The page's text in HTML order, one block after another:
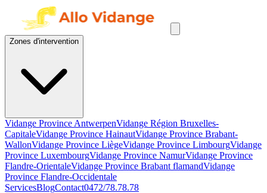
Zones d'intervention
Vidange Province AntwerpenVidange Région Bruxelles-
CapitaleVidange Province HainautVidange Province Brabant-
WallonVidange Province LiègeVidange Province LimbourgVidange
Province LuxembourgVidange Province NamurVidange Province
Flandre-OrientaleVidange Province Brabant flamandVidange
Province Flandre-Occidentale
ServicesBlogContact0472/78.78.78